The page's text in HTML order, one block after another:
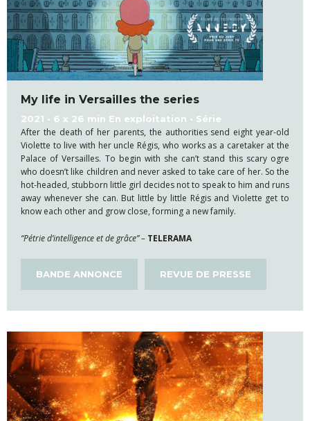
My life in Versailles the series
2021 • 6 x 26 min En exploitation • Série
After the death of her parents, the authorities send eight year-old
Violette to live with her uncle Régis, who works as a caretaker at the
Palace of Versailles. To begin with she can’t stand this scary ogre
who doesn’t like children and never asked to take care of her. So the
hot-headed, stubborn little girl decides not to speak to him and runs
away whenever she can. But little by little Régis and Violette get to
know each other and grow close, forming a new family.
“Pétrie d’intelligence et de grâce” – TELERAMA
BANDE ANNONCE REVUE DE PRESSE